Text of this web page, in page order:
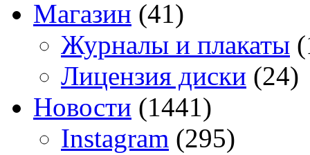
Магазин (41)
Журналы и плакаты
Лицензия диски (24)
Новости (1441)
Instagram (295)